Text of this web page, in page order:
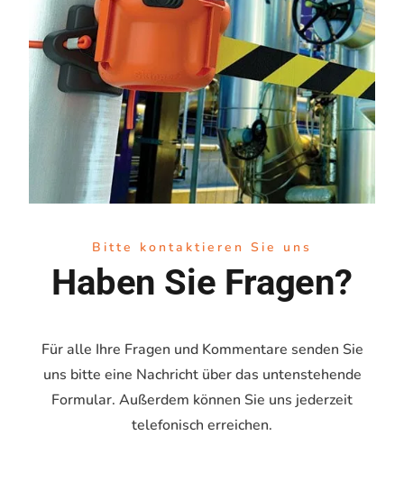
Bitte kontaktieren Sie uns
Haben Sie Fragen?
Für alle Ihre Fragen und Kommentare senden Sie
uns bitte eine Nachricht über das untenstehende
Formular. Außerdem können Sie uns jederzeit
telefonisch erreichen.